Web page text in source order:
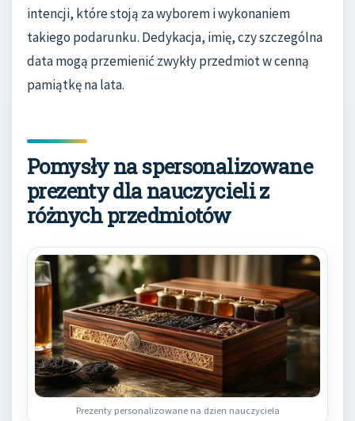
intencji, które stoją za wyborem i wykonaniem
takiego podarunku. Dedykacja, imię, czy szczególna
data mogą przemienić zwykły przedmiot w cenną
pamiątkę na lata.
Pomysły na spersonalizowane
prezenty dla nauczycieli z
różnych przedmiotów
Prezenty personalizowane na dzien nauczyciela